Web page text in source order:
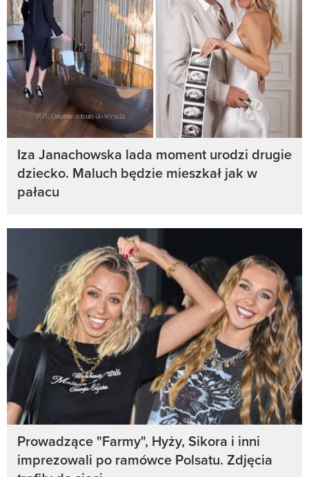
Iza Janachowska lada moment urodzi drugie
dziecko. Maluch będzie mieszkał jak w
pałacu
Prowadzące "Farmy", Hyży, Sikora i inni
imprezowali po ramówce Polsatu. Zdjęcia